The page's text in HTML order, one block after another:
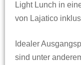
Light Lunch in
von Lajatico
Idealer
sind unter